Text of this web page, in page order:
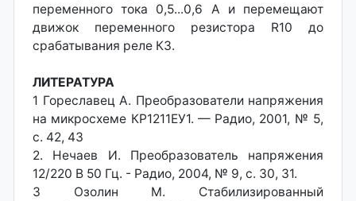
переменного тока 0,5...0,6 А и перемещают
движок переменного резистора R10 до
срабатывания реле КЗ.
ЛИТЕРАТУРА
1 Гореславец А. Преобразователи напряжения
на микросхеме КР1211ЕУ1. — Радио, 2001, № 5,
с. 42, 43
2. Нечаев И. Преобразователь напряжения
12/220 В 50 Гц. - Радио, 2004, № 9, с. 30, 31.
3 Озолин М. Стабилизированный